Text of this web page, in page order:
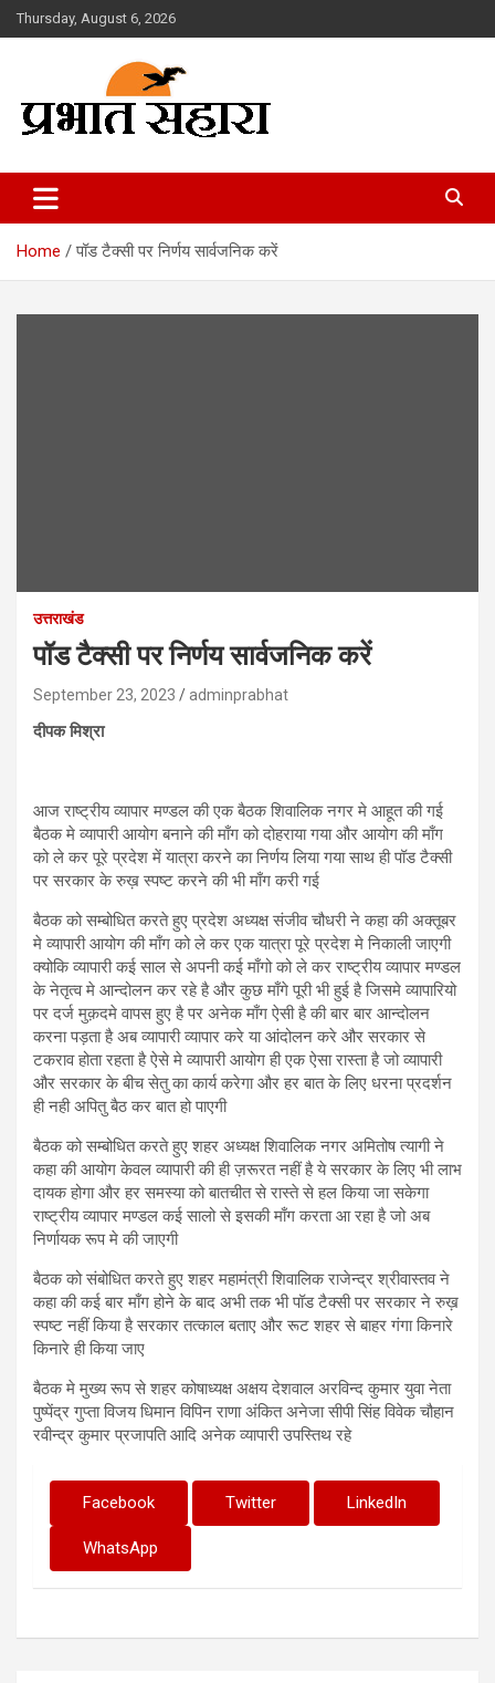
Skip
to
Thursday, August 6, 2026
Prabhat Sahara
Home पॉड टैक्सी पर निर्णय सार्वजनिक करें
उत्तराखंड
पॉड टैक्सी पर निर्णय सार्वजनिक करें
September 23, 2023 adminprabhat
दीपक मिश्रा
आज राष्ट्रीय व्यापार मण्डल की एक बैठक शिवालिक नगर मे आहूत की गई
बैठक मे व्यापारी आयोग बनाने की माँग को दोहराया गया और आयोग की माँग
को ले कर पूरे प्रदेश में यात्रा करने का निर्णय लिया गया साथ ही पॉड टैक्सी
पर सरकार के रुख़ स्पष्ट करने की भी माँग करी गई
बैठक को सम्बोधित करते हुए प्रदेश अध्यक्ष संजीव चौधरी ने कहा की अक्तूबर
मे व्यापारी आयोग की माँग को ले कर एक यात्रा पूरे प्रदेश मे निकाली जाएगी
क्योकि व्यापारी कई साल से अपनी कई माँगो को ले कर राष्ट्रीय व्यापार मण्डल
के नेतृत्व मे आन्दोलन कर रहे है और कुछ माँगे पूरी भी हुई है जिसमे व्यापारियो
पर दर्ज मुक़दमे वापस हुए है पर अनेक माँग ऐसी है की बार बार आन्दोलन
करना पड़ता है अब व्यापारी व्यापार करे या आंदोलन करे और सरकार से
टकराव होता रहता है ऐसे मे व्यापारी आयोग ही एक ऐसा रास्ता है जो व्यापारी
और सरकार के बीच सेतु का कार्य करेगा और हर बात के लिए धरना प्रदर्शन
ही नही अपितु बैठ कर बात हो पाएगी
बैठक को सम्बोधित करते हुए शहर अध्यक्ष शिवालिक नगर अमितोष त्यागी ने
कहा की आयोग केवल व्यापारी की ही ज़रूरत नहीं है ये सरकार के लिए भी लाभ
दायक होगा और हर समस्या को बातचीत से रास्ते से हल किया जा सकेगा
राष्ट्रीय व्यापार मण्डल कई सालो से इसकी माँग करता आ रहा है जो अब
निर्णायक रूप मे की जाएगी
बैठक को संबोधित करते हुए शहर महामंत्री शिवालिक राजेन्द्र श्रीवास्तव ने
कहा की कई बार माँग होने के बाद अभी तक भी पॉड टैक्सी पर सरकार ने रुख़
स्पष्ट नहीं किया है सरकार तत्काल बताए और रूट शहर से बाहर गंगा किनारे
किनारे ही किया जाए
बैठक मे मुख्य रूप से शहर कोषाध्यक्ष अक्षय देशवाल अरविन्द कुमार युवा नेता
पुष्पेंद्र गुप्ता विजय धिमान विपिन राणा अंकित अनेजा सीपी सिंह विवेक चौहान
रवीन्द्र कुमार प्रजापति आदि अनेक व्यापारी उपस्तिथ रहे
Facebook Twitter LinkedIn
WhatsApp